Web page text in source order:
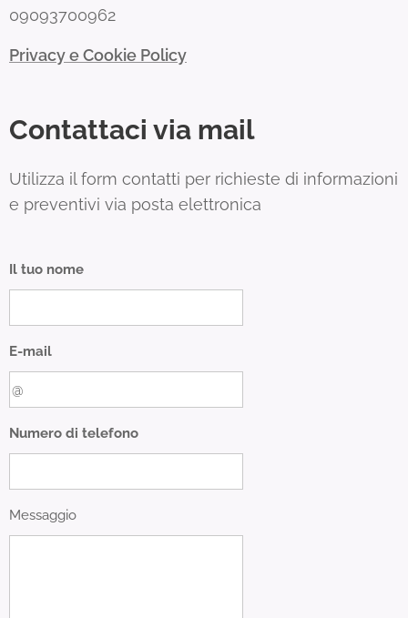
09093700962
Privacy e Cookie Policy
Contattaci via mail
Utilizza il form contatti per richieste di informazioni
e preventivi via posta elettronica
Il tuo nome
E-mail
Numero di telefono
Messaggio